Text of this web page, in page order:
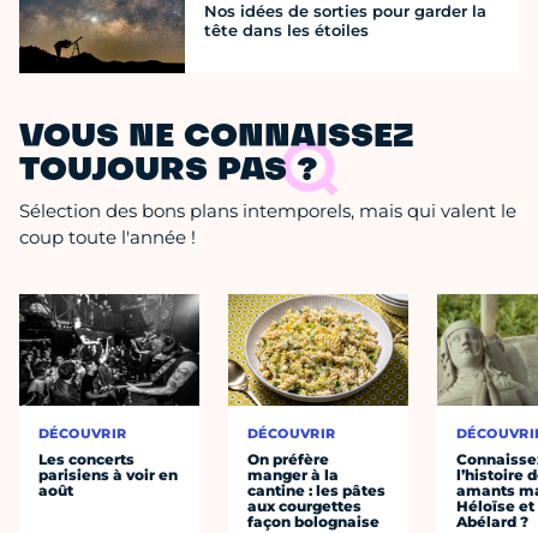
Nos idées de sorties pour garder la
tête dans les étoiles
VOUS NE CONNAISSEZ
TOUJOURS PAS ?
Sélection des bons plans intemporels, mais qui valent le
coup toute l'année !
DÉCOUVRIR
Les concerts
parisiens à voir en
août
DÉCOUVRIR
On préfère
manger à la
cantine : les pâtes
aux courgettes
façon bolognaise
l’histoire
amants
Héloïse et
Abélard ?